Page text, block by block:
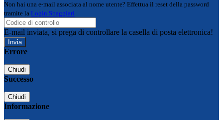
Non hai una e-mail associata al nome utente? Effettua il reset della password
tramite la Login Spaggiari
E-mail inviata, si prega di controllare la casella di posta elettronica!
Errore
Chiudi
Successo
Chiudi
Informazione